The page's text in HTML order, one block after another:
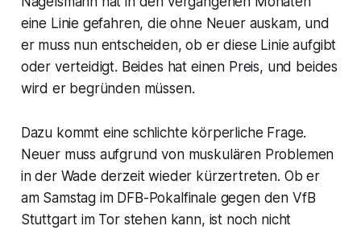
eine Linie gefahren, die ohne Neuer auskam, und
er muss nun entscheiden, ob er diese Linie aufgibt
oder verteidigt. Beides hat einen Preis, und beides
wird er begründen müssen.
Dazu kommt eine schlichte körperliche Frage.
Neuer muss aufgrund von muskulären Problemen
in der Wade derzeit wieder kürzertreten. Ob er
am Samstag im DFB-Pokalfinale gegen den VfB
Stuttgart im Tor stehen kann, ist noch nicht